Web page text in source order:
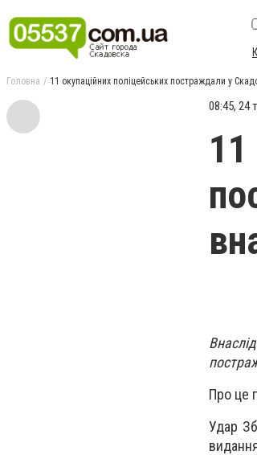
Головна 11 окупаційних поліцейських постраждали у
08:45, 24
11
Про це
Удар